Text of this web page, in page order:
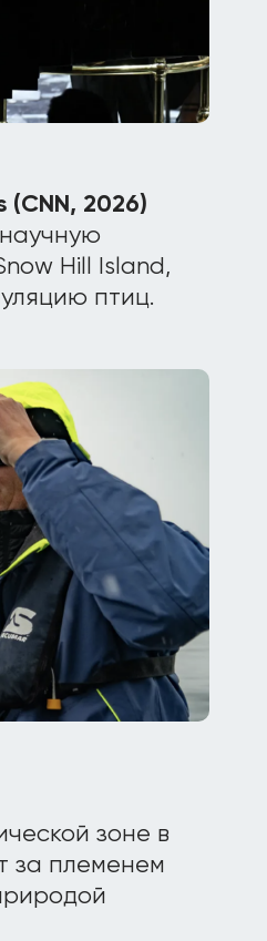
2026)
Hill Island,
птиц.
зоне в
за племенем